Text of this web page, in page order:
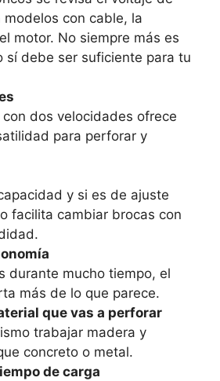
modelos con cable, la
motor. No siempre más es
sí debe ser suficiente para tu
dos velocidades ofrece
para perforar y
y si es de ajuste
facilita cambiar brocas con
durante mucho tiempo, el
más de lo que parece.
que vas a perforar
trabajar madera y
concreto o metal.
de carga